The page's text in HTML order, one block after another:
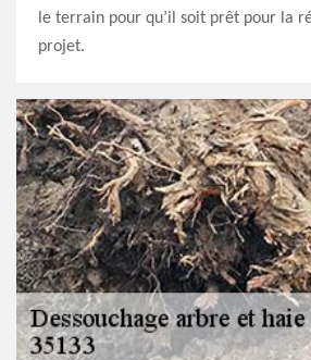
le terrain pour qu’il soit prêt pour la
projet.